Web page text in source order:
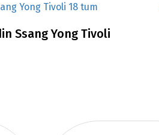
Yong Tivoli 18 tum
Ssang Yong Tivoli